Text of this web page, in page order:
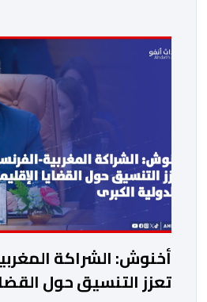
القانون رقم 09.26
للصحافة، ستتولى، بصفة انتقالية،
الوطني للصحافة، وكذا التحضير
أخنوش: الشراكة
تعزز التنسيق حول